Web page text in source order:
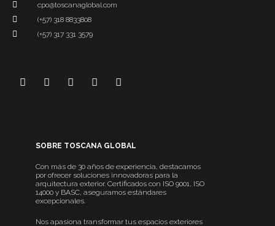
cpo@toscanaglobal.com
(+57) 318 8833808
(+57) 317 331 3579
SOBRE TOSCANA GLOBAL
Con más de 30 años de experiencia, destacamos
por ofrecer soluciones innovadoras para la
arquitectura exterior. Certificados con ISO 9001, ISO
14000 y BASC, aseguramos estándares
excepcionales.
Nos apasiona transformar tus espacios exteriores